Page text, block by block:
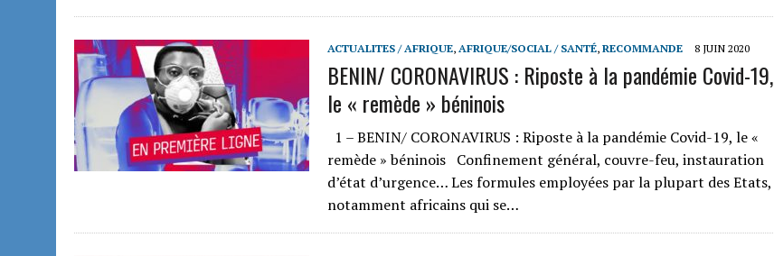
ACTUALITES / AFRIQUE, AFRIQUE/SOCIAL / SANTÉ, RECOMMANDE 8 JUIN 2020
BENIN/ CORONAVIRUS : Riposte à la pandémie Covid-19,
le « remède » béninois
1 – BENIN/ CORONAVIRUS : Riposte à la pandémie Covid-19, le «
remède » béninois Confinement général, couvre-feu, instauration
d’état d’urgence… Les formules employées par la plupart des Etats,
notamment africains qui se…